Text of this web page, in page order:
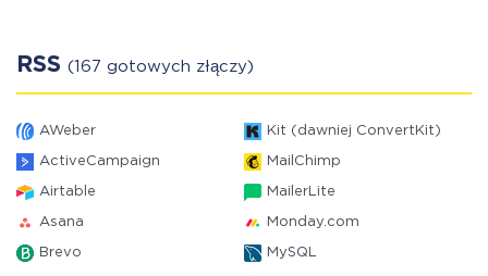
RSS (167 gotowych złączy)
AWeber Kit (dawniej ConvertKit)
ActiveCampaign MailChimp
Airtable MailerLite
Asana Monday.com
Brevo MySQL